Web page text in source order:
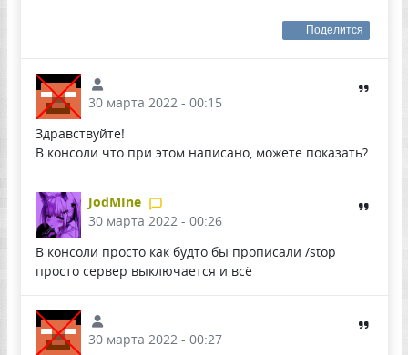
Поделится
30 марта 2022 - 00:15
Здравствуйте!
В консоли что при этом написано, можете показать?
JodMIne
30 марта 2022 - 00:26
В консоли просто как будто бы прописали /stop
просто сервер выключается и всё
30 марта 2022 - 00:27